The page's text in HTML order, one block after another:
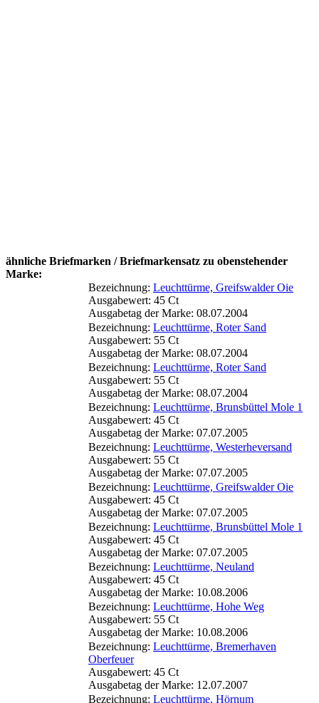
ähnliche Briefmarken / Briefmarkensatz zu obenstehender
Marke:
Bezeichnung: Leuchttürme, Greifswalder Oie
Ausgabewert: 45 Ct
Ausgabetag der Marke: 08.07.2004
Bezeichnung: Leuchttürme, Roter Sand
Ausgabewert: 55 Ct
Ausgabetag der Marke: 08.07.2004
Bezeichnung: Leuchttürme, Roter Sand
Ausgabewert: 55 Ct
Ausgabetag der Marke: 08.07.2004
Bezeichnung: Leuchttürme, Brunsbüttel Mole 1
Ausgabewert: 45 Ct
Ausgabetag der Marke: 07.07.2005
Bezeichnung: Leuchttürme, Westerheversand
Ausgabewert: 55 Ct
Ausgabetag der Marke: 07.07.2005
Bezeichnung: Leuchttürme, Greifswalder Oie
Ausgabewert: 45 Ct
Ausgabetag der Marke: 07.07.2005
Bezeichnung: Leuchttürme, Brunsbüttel Mole 1
Ausgabewert: 45 Ct
Ausgabetag der Marke: 07.07.2005
Bezeichnung: Leuchttürme, Neuland
Ausgabewert: 45 Ct
Ausgabetag der Marke: 10.08.2006
Bezeichnung: Leuchttürme, Hohe Weg
Ausgabewert: 55 Ct
Ausgabetag der Marke: 10.08.2006
Bezeichnung: Leuchttürme, Bremerhaven
Oberfeuer
Ausgabewert: 45 Ct
Ausgabetag der Marke: 12.07.2007
Bezeichnung: Leuchttürme, Hörnum